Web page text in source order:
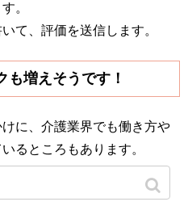
。
て、評価を送信します。
も増えそうです！
に、介護業界でも働き方や
るところもあります。